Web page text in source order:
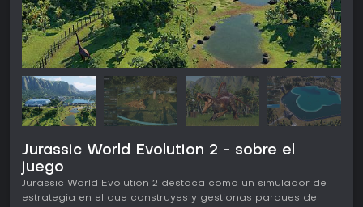
Jurassic World Evolution 2 - sobre el
juego
Jurassic World Evolution 2 destaca como un simulador de
estrategia en el que construyes y gestionas parques de